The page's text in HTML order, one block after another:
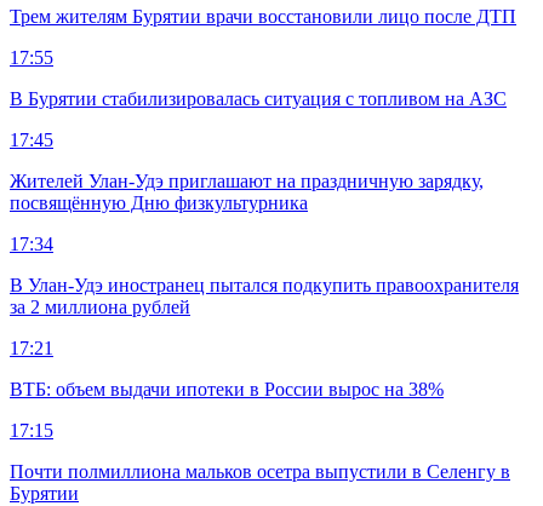
Трем жителям Бурятии врачи восстановили лицо после ДТП
17:55
В Бурятии стабилизировалась ситуация с топливом на АЗС
17:45
Жителей Улан-Удэ приглашают на праздничную зарядку,
посвящённую Дню физкультурника
17:34
В Улан-Удэ иностранец пытался подкупить правоохранителя
за 2 миллиона рублей
17:21
ВТБ: объем выдачи ипотеки в России вырос на 38%
17:15
Почти полмиллиона мальков осетра выпустили в Селенгу в
Бурятии